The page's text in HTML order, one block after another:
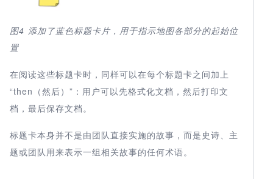
图4 添加了蓝色标题卡片，用于指示地图各部分的起始位
置
在阅读这些标题卡时，同样可以在每个标题卡之间加上
“then（然后）”：用户可以先格式化文档，然后打印文
档，最后保存文档。
标题卡本身并不是由团队直接实施的故事，而是史诗、主
题或团队用来表示一组相关故事的任何术语。